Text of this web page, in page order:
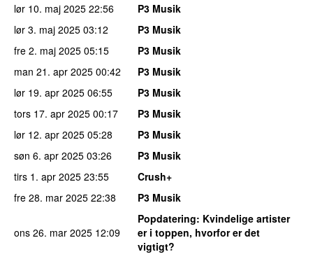
lør 10. maj 2025 22:56
P3 Musik
lør 3. maj 2025 03:12
P3 Musik
fre 2. maj 2025 05:15
P3 Musik
man 21. apr 2025 00:42
P3 Musik
lør 19. apr 2025 06:55
P3 Musik
tors 17. apr 2025 00:17
P3 Musik
lør 12. apr 2025 05:28
P3 Musik
søn 6. apr 2025 03:26
P3 Musik
tirs 1. apr 2025 23:55
Crush+
fre 28. mar 2025 22:38 P3 Musik
ons 26. mar 2025 12:09
Popdatering: Kvindelige artister
er i toppen, hvorfor er det
vigtigt?